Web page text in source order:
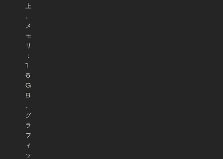
上
メ
モ
リ
：
1
6
G
B
グ
ラ
フ
ィ
ッ